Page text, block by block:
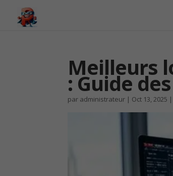
Meilleurs
: Guide
par administrateur | Oct 13, 2025 |